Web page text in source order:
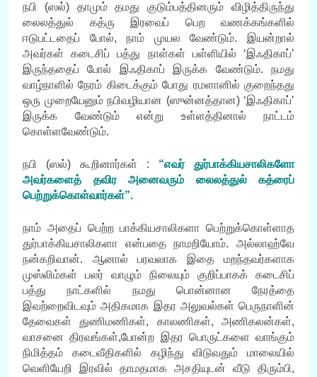
நபி (ஸல்) தாமும் தமது குடும்பத்தினரும் விழித்திருந்து
லைலத்துல் கத்ரு இரவைப் பெற வணக்கங்களில்
ஈடுபட்டதைப் போல், நாம் முயல வேண்டும். இயன்றால்
அவர்கள் கடைசிப் பத்து நாள்கள் பள்ளியில் ‘இஃதிகாப்’
இருந்ததைப் போல் இஃதிகாப் இருக்க வேண்டும். நமது
வாழ்நாளில் நேரம் கிடைக்கும் போது ரமளானில் குறைந்தது
ஒரு முறையேனும் நபிவழியான (ஸுன்னத்தான) ‘இஃதிகாப்’
இருக்க வேண்டும் என்று உள்ளத்தினால் நாட்டம்
கொள்ளவேண்டும்.
நபி (ஸல்) கூறினார்கள் : “எவர் துர்பாக்கியசாலிகளோ
அவர்களைத் தவிர அனைவரும் லைலத்துல் கத்ரைப்
பெற்றுக்கொள்வார்கள்”.
நாம் அதைப் பெற்ற பாக்கியசாலிகளா பெற்றுக்கொள்ளாத
துர்பாக்கியசாலிகளா என்பதை நாமறியோம். அல்லாஹ்வே
நன்கறிவான். ஆனால் பரவலாக இதை மறந்தவர்களாக
முஸ்லிம்கள் பலர் வாழும் நிலையும் குறிப்பாகக் கடைசிப்
பத்து நாட்களில் நமது பொன்னான நேரத்தை
இவற்றைவிடவும் அதிகமாக இதர அலுவல்கள் பெருநாளின்
தேவைகள் துணிமணிகள், காலணிகள், அணிகலன்கள்,
வாசனை திரவங்கள்,போன்ற இதர பொருட்களை வாங்கும்
நிமித்தம் கடைவீதிகளில் கழிந்து விடுவதும் மாலையில்
வெளியேறி இரவில் தாமதமாக அசதியுடன் வீடு திரும்பி,